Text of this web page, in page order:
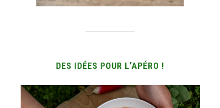
DES IDÉES POUR L’APÉRO !